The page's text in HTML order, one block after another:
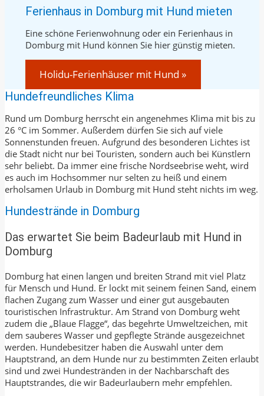
Ferienhaus in Domburg mit Hund mieten
Eine schöne Ferienwohnung oder ein Ferienhaus in
Domburg mit Hund können Sie hier günstig mieten.
Holidu-Ferienhäuser mit Hund »
Hundefreundliches Klima
Rund um Domburg herrscht ein angenehmes Klima mit bis zu
26 °C im Sommer. Außerdem dürfen Sie sich auf viele
Sonnenstunden freuen. Aufgrund des besonderen Lichtes ist
die Stadt nicht nur bei Touristen, sondern auch bei Künstlern
sehr beliebt. Da immer eine frische Nordseebrise weht, wird
es auch im Hochsommer nur selten zu heiß und einem
erholsamen Urlaub in Domburg mit Hund steht nichts im weg.
Hundestrände in Domburg
Das erwartet Sie beim Badeurlaub mit Hund in
Domburg
Domburg hat einen langen und breiten Strand mit viel Platz
für Mensch und Hund. Er lockt mit seinem feinen Sand, einem
flachen Zugang zum Wasser und einer gut ausgebauten
touristischen Infrastruktur. Am Strand von Domburg weht
zudem die „Blaue Flagge“, das begehrte Umweltzeichen, mit
dem sauberes Wasser und gepflegte Strände ausgezeichnet
werden. Hundebesitzer haben die Auswahl unter dem
Hauptstrand, an dem Hunde nur zu bestimmten Zeiten erlaubt
sind und zwei Hundestränden in der Nachbarschaft des
Hauptstrandes, die wir Badeurlaubern mehr empfehlen.